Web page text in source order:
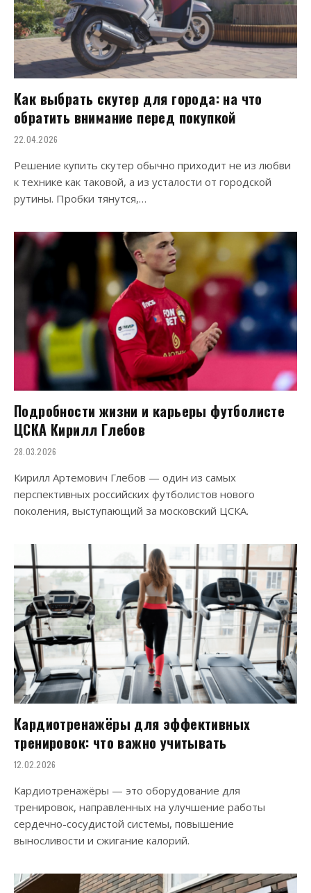
Как выбрать скутер для города: на что
обратить внимание перед покупкой
22.04.2026
Решение купить скутер обычно приходит не из любви
к технике как таковой, а из усталости от городской
рутины. Пробки тянутся,…
Подробности жизни и карьеры футболисте
ЦСКА Кирилл Глебов
28.03.2026
Кирилл Артемович Глебов — один из самых
перспективных российских футболистов нового
поколения, выступающий за московский ЦСКА.
Кардиотренажёры для эффективных
тренировок: что важно учитывать
12.02.2026
Кардиотренажёры — это оборудование для
тренировок, направленных на улучшение работы
сердечно-сосудистой системы, повышение
выносливости и сжигание калорий.